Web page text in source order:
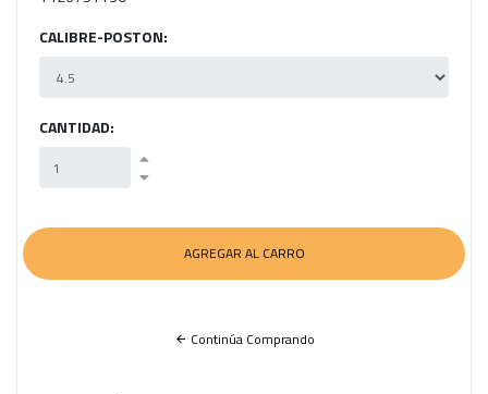
CALIBRE-POSTON:
CANTIDAD:
Continúa Comprando